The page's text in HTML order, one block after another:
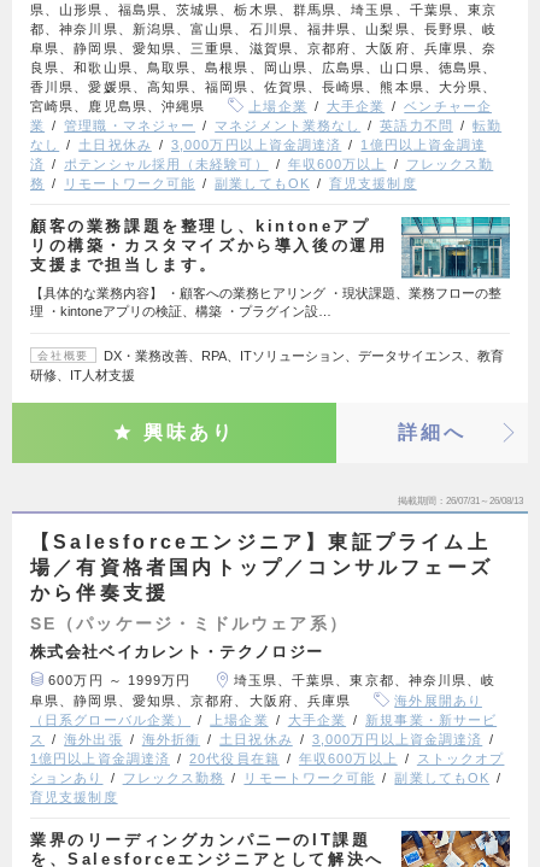
県、山形県、福島県、茨城県、栃木県、群馬県、埼玉県、千葉県、東京
都、神奈川県、新潟県、富山県、石川県、福井県、山梨県、長野県、岐
阜県、静岡県、愛知県、三重県、滋賀県、京都府、大阪府、兵庫県、奈
良県、和歌山県、鳥取県、島根県、岡山県、広島県、山口県、徳島県、
香川県、愛媛県、高知県、福岡県、佐賀県、長崎県、熊本県、大分県、
宮崎県、鹿児島県、沖縄県
上場企業 大手企業
ベンチャー企
業
管理職・マネジャー マネジメント業務なし 英語力不問
転勤
なし
土日祝休み 3,000万円以上資金調達済
1億円以上資金調達
済
ポテンシャル採用（未経験可） 年収600万以上
フレックス勤
務
リモートワーク可能 副業してもOK 育児支援制度
顧客の業務課題を整理し、kintoneアプ
リの構築・カスタマイズから導入後の運用
支援まで担当します。
【具体的な業務内容】 ・顧客への業務ヒアリング ・現状課題、業務フローの整
理 ・kintoneアプリの検証、構築 ・プラグイン設…
会社概要
DX・業務改善、RPA、ITソリューション、データサイエンス、教育
研修、IT人材支援
興味あり 詳細へ
掲載期間 26/07/31～26/08/13
【Salesforceエンジニア】東証プライム上
場／有資格者国内トップ／コンサルフェーズ
から伴奏支援
SE（パッケージ・ミドルウェア系）
株式会社ベイカレント・テクノロジー
600万円 ～ 1999万円
埼玉県、千葉県、東京都、神奈川県、岐
阜県、静岡県、愛知県、京都府、大阪府、兵庫県
海外展開あり
（日系グローバル企業）
上場企業 大手企業
新規事業・新サービ
ス
海外出張 海外折衝 土日祝休み
3,000万円以上資金調達済
1億円以上資金調達済
20代役員在籍 年収600万以上
ストックオプ
ションあり
フレックス勤務 リモートワーク可能
副業してもOK
育児支援制度
業界のリーディングカンパニーのIT課題
を、Salesforceエンジニアとして解決へ